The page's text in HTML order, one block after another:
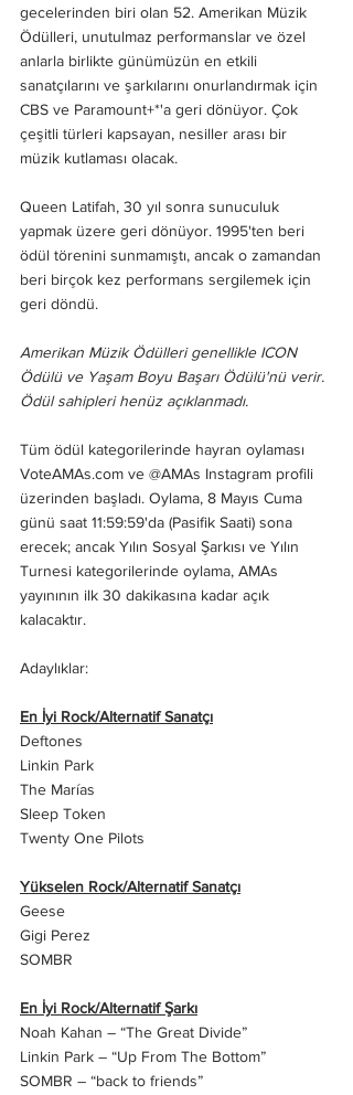
gecelerinden biri olan 52. Amerikan Müzik
Ödülleri, unutulmaz performanslar ve özel
anlarla birlikte günümüzün en etkili
sanatçılarını ve şarkılarını onurlandırmak için
CBS ve Paramount+*'a geri dönüyor. Çok
çeşitli türleri kapsayan, nesiller arası bir
müzik kutlaması olacak.
Queen Latifah, 30 yıl sonra sunuculuk
yapmak üzere geri dönüyor. 1995'ten beri
ödül törenini sunmamıştı, ancak o zamandan
beri birçok kez performans sergilemek için
geri döndü.
Amerikan Müzik Ödülleri genellikle ICON
Ödülü ve Yaşam Boyu Başarı Ödülü'nü verir.
Ödül sahipleri henüz açıklanmadı.
Tüm ödül kategorilerinde hayran oylaması
VoteAMAs.com ve @AMAs Instagram profili
üzerinden başladı. Oylama, 8 Mayıs Cuma
günü saat 11:59:59'da (Pasifik Saati) sona
erecek; ancak Yılın Sosyal Şarkısı ve Yılın
Turnesi kategorilerinde oylama, AMAs
yayınının ilk 30 dakikasına kadar açık
kalacaktır.
Adaylıklar:
En İyi Rock/Alternatif Sanatçı
Deftones
Linkin Park
The Marías
Sleep Token
Twenty One Pilots
Yükselen Rock/Alternatif Sanatçı
Geese
Gigi Perez
SOMBR
En İyi Rock/Alternatif Şarkı
Noah Kahan – “The Great Divide”
Linkin Park – “Up From The Bottom”
SOMBR – “back to friends”